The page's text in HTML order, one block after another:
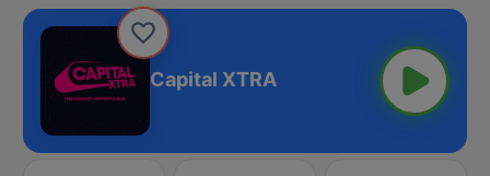
Capital XTRA